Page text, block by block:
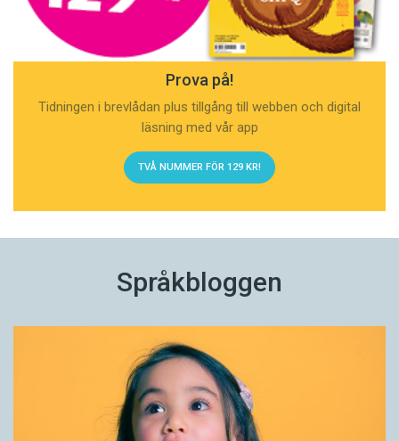
Prova på!
Tidningen i brevlådan plus tillgång till webben och digital
läsning med vår app
TVÅ NUMMER FÖR 129 KR!
Språkbloggen